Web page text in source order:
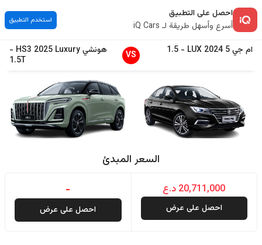
احصل على التطبيق
أسرع وأسهل طريقة لـ iQ Cars
استخدم التطبيق
ام جي5
2024
LUX
-
1.5
VS هونشي HS3 2025 Luxury
-
1.5T
السعر المبدئ
20,711,000 د.ع
احصل على عرض
-
احصل على عرض